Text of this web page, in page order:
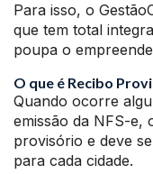
Para isso, o
que tem total
poupa o
O que é Recibo
Quando ocorre
emissão da NFS-e,
provisório e deve
para cada cidade.